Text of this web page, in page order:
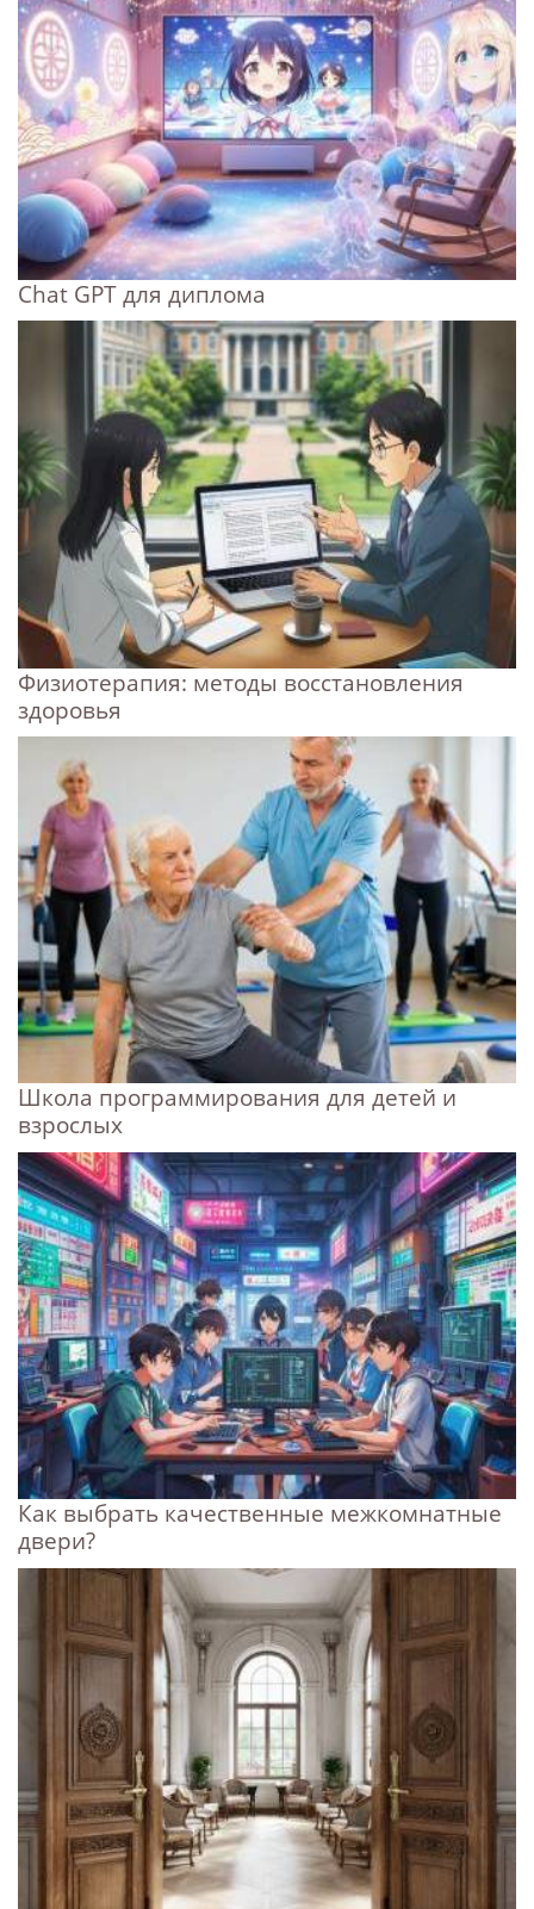
Chat GPT для диплома
Физиотерапия: методы восстановления
здоровья
Школа программирования для детей и
взрослых
Как выбрать качественные межкомнатные
двери?